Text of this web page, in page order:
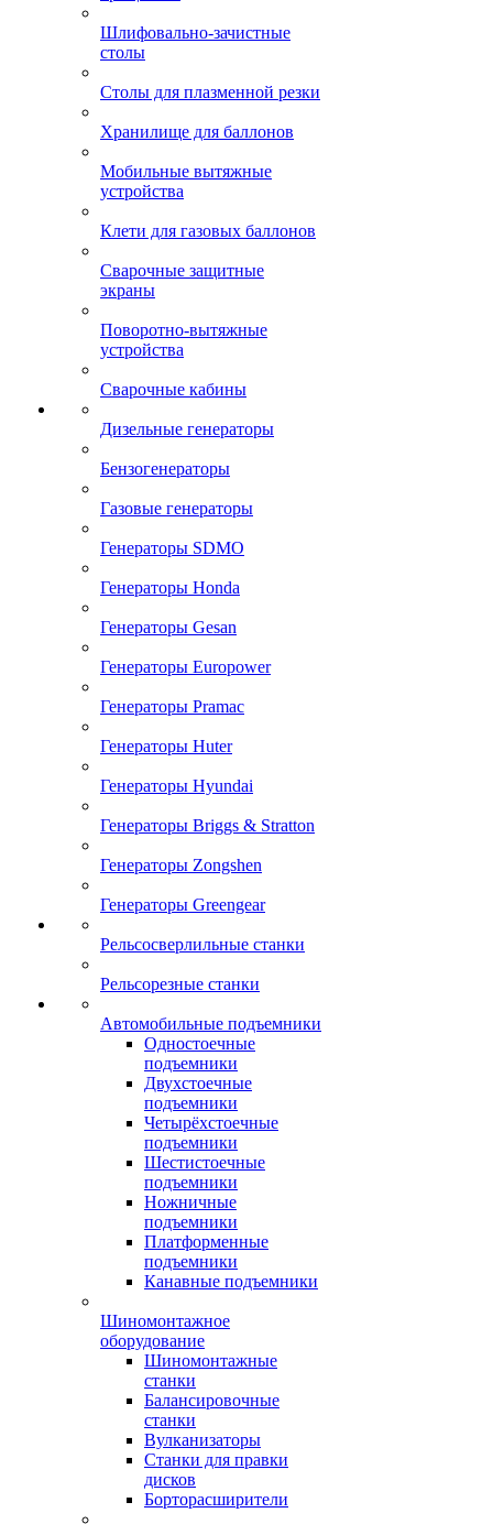
Шлифовально-зачистные
столы
Столы для плазменной резки
Хранилище для баллонов
Мобильные вытяжные
устройства
Клети для газовых баллонов
Сварочные защитные
экраны
Поворотно-вытяжные
устройства
Сварочные кабины
Дизельные генераторы
Бензогенераторы
Газовые генераторы
Генераторы SDMO
Генераторы Honda
Генераторы Gesan
Генераторы Europower
Генераторы Pramac
Генераторы Huter
Генераторы Hyundai
Генераторы Briggs & Stratton
Генераторы Zongshen
Генераторы Greengear
Рельсосверлильные станки
Рельсорезные станки
Автомобильные подъемники
Одностоечные
подъемники
Двухстоечные
подъемники
Четырёхстоечные
подъемники
Шестистоечные
подъемники
Ножничные
подъемники
Платформенные
подъемники
Канавные подъемники
Шиномонтажное
оборудование
Шиномонтажные
станки
Балансировочные
станки
Вулканизаторы
Станки для правки
дисков
Борторасширители